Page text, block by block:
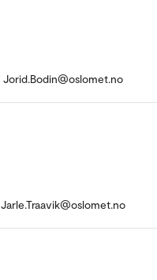
Jorid.Bodin@oslomet.no
Jarle.Traavik@oslomet.no